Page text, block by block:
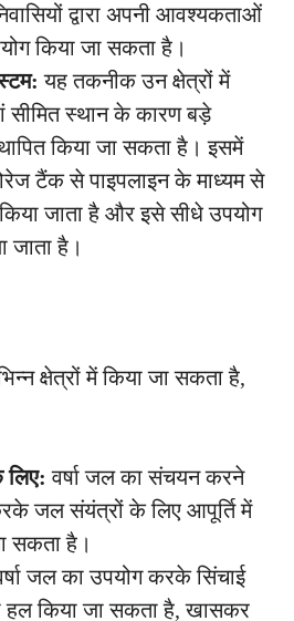
द्वारा अपनी आवश्यकताओं
किया जा सकता है।
यह तकनीक उन क्षेत्रों में
सीमित स्थान के कारण बड़े
किया जा सकता है। इसमें
टैंक से पाइपलाइन के माध्यम से
जाता है और इसे सीधे उपयोग
जाता है।
क्षेत्रों में किया जा सकता है,
वर्षा जल का संचयन करने
जल संयंत्रों के लिए आपूर्ति में
सकता है।
जल का उपयोग करके सिंचाई
हल किया जा सकता है, खासकर